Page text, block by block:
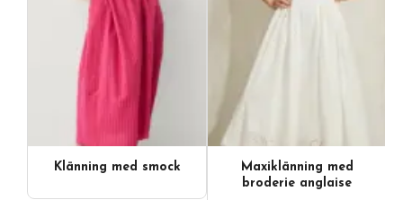
Klänning med smock
Maxiklänning med
broderie anglaise